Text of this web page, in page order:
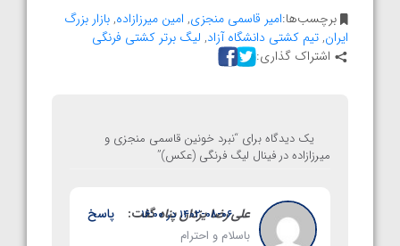
برچسب‌ها:امیر قاسمی منجزی, امین میرزازاده,بازار بزرگ
ایران,تیم کشتی دانشگاه آزاد, لیگ برتر کشتی فرنگی
اشتراک گذاری:
یک دیدگاه برای “نبرد خونین قاسمی منجزی و
میرزازاده در فینال لیگ فرنگی (عکس)”
علی رضا یزدان پناهگفت: ۱۴۰۲-۰۸-۰۶ در ۱۶:۰۰
باسلام و احترام
پاسخ